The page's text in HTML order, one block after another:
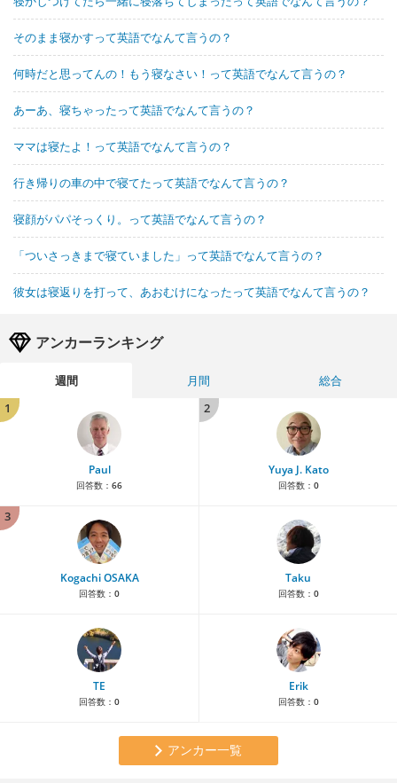
そのまま寝かすって英語でなんて言うの？
何時だと思ってんの！もう寝なさい！って英語でなんて言うの？
あーあ、寝ちゃったって英語でなんて言うの？
ママは寝たよ！って英語でなんて言うの？
行き帰りの車の中で寝てたって英語でなんて言うの？
寝顔がパパそっくり。って英語でなんて言うの？
「ついさっきまで寝ていました」って英語でなんて言うの？
彼女は寝返りを打って、あおむけになったって英語でなんて言うの？
アンカーランキング
週間 月間
総合
1
Paul
回答数： 66
2
Yuya J. Kato
回答数： 0
3
Kogachi OSAKA
回答数： 0
Taku
回答数： 0
TE
回答数： 0
Erik
回答数： 0
アンカー一覧